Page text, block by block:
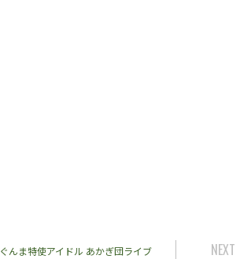
ぐんま特使アイドル あかぎ団ライブ NEXT